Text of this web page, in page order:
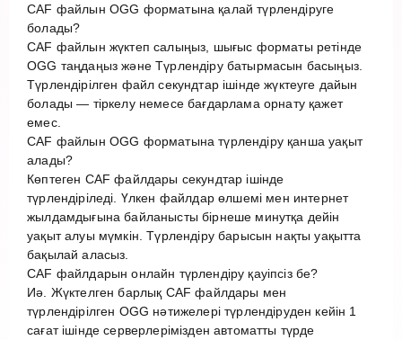
CAF файлын OGG форматына қалай түрлендіруге
болады?
CAF файлын жүктеп салыңыз, шығыс форматы ретінде
OGG таңдаңыз және Түрлендіру батырмасын басыңыз.
Түрлендірілген файл секундтар ішінде жүктеуге дайын
болады — тіркелу немесе бағдарлама орнату қажет
емес.
CAF файлын OGG форматына түрлендіру қанша уақыт
алады?
Көптеген CAF файлдары секундтар ішінде
түрлендіріледі. Үлкен файлдар өлшемі мен интернет
жылдамдығына байланысты бірнеше минутқа дейін
уақыт алуы мүмкін. Түрлендіру барысын нақты уақытта
бақылай аласыз.
CAF файлдарын онлайн түрлендіру қауіпсіз бе?
Иә. Жүктелген барлық CAF файлдары мен
түрлендірілген OGG нәтижелері түрлендіруден кейін 1
сағат ішінде серверлерімізден автоматты түрде